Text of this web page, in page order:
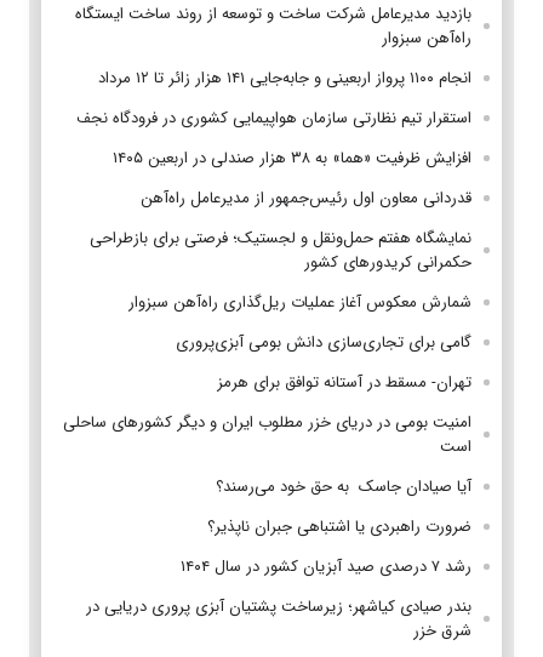
بازدید مدیرعامل شرکت ساخت و توسعه از روند ساخت ایستگاه
راه‌آهن سبزوار
انجام ۱۱۰۰ پرواز اربعینی و جابه‌جایی ۱۴۱ هزار زائر تا ۱۲ مرداد
استقرار تیم‌ نظارتی سازمان هواپیمایی کشوری در فرودگاه نجف
افزایش ظرفیت «هما» به ۳۸ هزار صندلی در اربعین ۱۴۰۵
قدردانی معاون اول رئیس‌جمهور از مدیرعامل راه‌آهن
نمایشگاه هفتم حمل‌ونقل و لجستیک؛ فرصتی برای بازطراحی
حکمرانی کریدورهای کشور
شمارش معکوس آغاز عملیات ریل‌گذاری راه‌آهن سبزوار
گامی برای تجاری‌سازی دانش بومی آبزی‌پروری
تهران- مسقط در آستانه توافق برای هرمز
امنیت بومی در دریای خزر مطلوب ایران و دیگر کشورهای ساحلی
است
آیا صیادان جاسک به حق خود می‌رسند؟
ضرورت راهبردی یا اشتباهی جبران ناپذیر؟
رشد ۷ درصدی صید آبزیان کشور در سال ۱۴۰۴
بندر صیادی کیاشهر؛ زیرساخت پشتیان آبزی پروری دریایی در
شرق خزر